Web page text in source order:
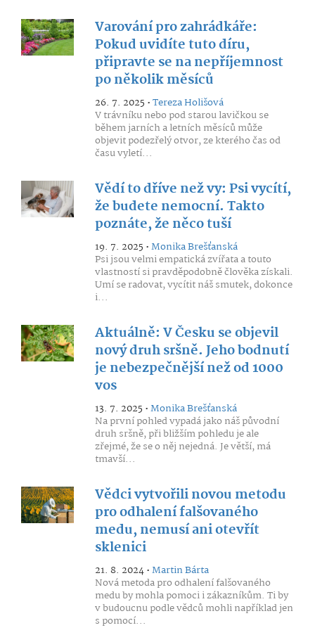
Varování pro zahrádkáře:
Pokud uvidíte tuto díru,
připravte se na nepříjemnost
po několik měsíců
26. 7. 2025 •Tereza Holišová
V trávníku nebo pod starou lavičkou se
během jarních a letních měsíců může
objevit podezřelý otvor, ze kterého čas od
času vyletí...
Vědí to dříve než vy: Psi vycítí,
že budete nemocní. Takto
poznáte, že něco tuší
19. 7. 2025 •Monika Brešťanská
Psi jsou velmi empatická zvířata a touto
vlastností si pravděpodobně člověka získali.
Umí se radovat, vycítit náš smutek, dokonce
i...
Aktuálně: V Česku se objevil
nový druh sršně. Jeho bodnutí
je nebezpečnější než od 1000
vos
13. 7. 2025 •Monika Brešťanská
Na první pohled vypadá jako náš původní
druh sršně, při bližším pohledu je ale
zřejmé, že se o něj nejedná. Je větší, má
tmavší...
Vědci vytvořili novou metodu
pro odhalení falšovaného
medu, nemusí ani otevřít
sklenici
21. 8. 2024 •Martin Bárta
Nová metoda pro odhalení falšovaného
medu by mohla pomoci i zákazníkům. Ti by
v budoucnu podle vědců mohli například jen
s pomocí...